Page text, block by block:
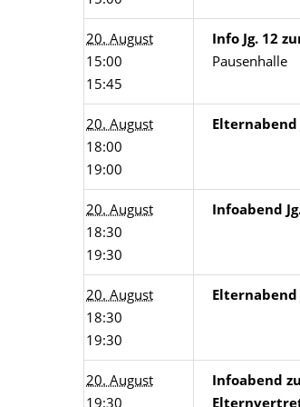
20. August
15:00
15:45
Info Jg. 12
Pausenhalle
20. August
18:00
19:00
Elternabend
20. August
18:30
19:30
Infoabend
20. August
18:30
19:30
Elternabend
20. August
19:30
Infoabend